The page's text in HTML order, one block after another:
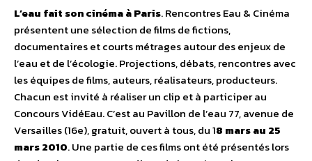
L’eau fait son cinéma à Paris. Rencontres Eau & Cinéma
présentent une sélection de films de fictions,
documentaires et courts métrages autour des enjeux de
l’eau et de l’écologie. Projections, débats, rencontres avec
les équipes de films, auteurs, réalisateurs, producteurs.
Chacun est invité à réaliser un clip et à participer au
Concours VidéEau. C’est au Pavillon de l’eau 77, avenue de
Versailles (16e), gratuit, ouvert à tous, du 18 mars au 25
mars 2010. Une partie de ces films ont été présentés lors